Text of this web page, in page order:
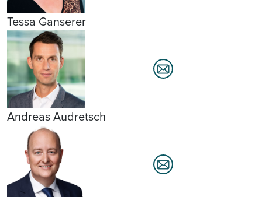
Tessa Ganserer
Andreas Audretsch